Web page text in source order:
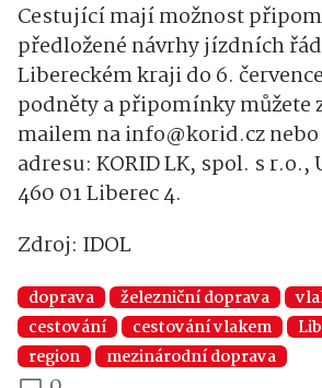
Cestující mají možnost
předložené návrhy jízdních
Libereckém kraji do 6.
podněty a připomínky můžete
mailem na info@korid.cz
adresu: KORID LK, spol. s r.o.,
460 01 Liberec 4.
Zdroj: IDOL
doprava železniční doprava
cestování
cestování vlakem
region
mezinárodní doprava